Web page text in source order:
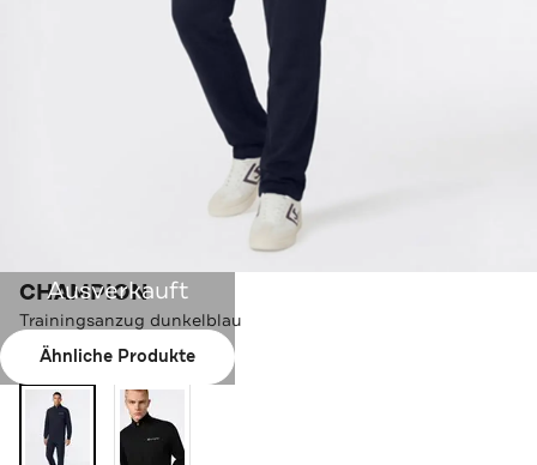
Ausverkauft
Ähnliche Produkte
CHAMPION
Trainingsanzug dunkelblau
Farbe:dunkelblau